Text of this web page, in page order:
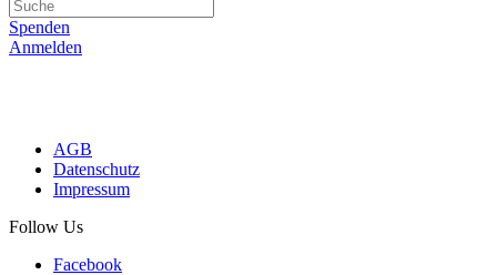
Spenden
Anmelden
AGB
Datenschutz
Impressum
Follow Us
Facebook